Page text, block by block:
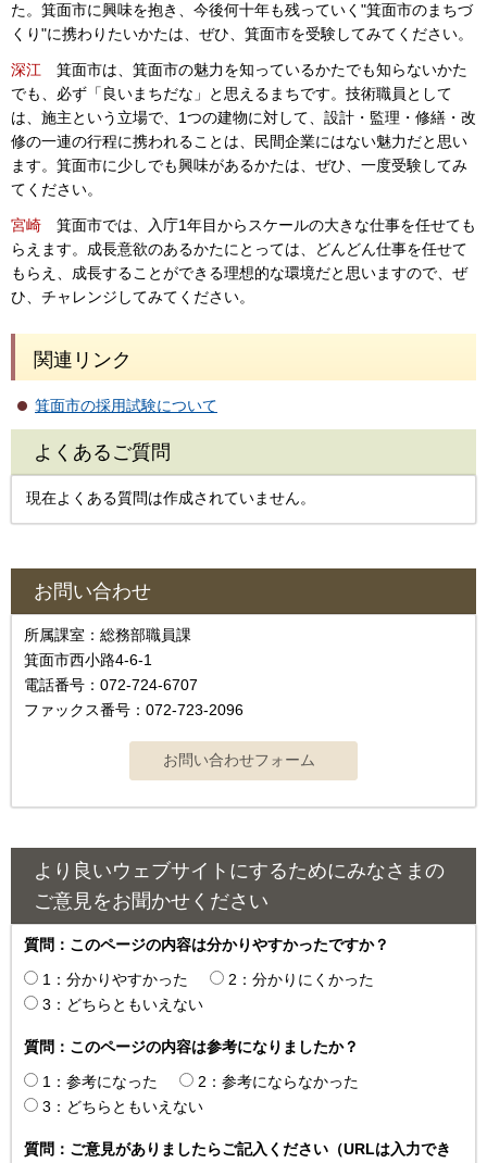
た。箕面市に興味を抱き、今後何十年も残っていく"箕面市のまちづ
くり"に携わりたいかたは、ぜひ、箕面市を受験してみてください。
深江 箕面市は、箕面市の魅力を知っているかたでも知らないかた
でも、必ず「良いまちだな」と思えるまちです。技術職員として
は、施主という立場で、1つの建物に対して、設計・監理・修繕・改
修の一連の行程に携われることは、民間企業にはない魅力だと思い
ます。箕面市に少しでも興味があるかたは、ぜひ、一度受験してみ
てください。
宮崎 箕面市では、入庁1年目からスケールの大きな仕事を任せても
らえます。成長意欲のあるかたにとっては、どんどん仕事を任せて
もらえ、成長することができる理想的な環境だと思いますので、ぜ
ひ、チャレンジしてみてください。
関連リンク
箕面市の採用試験について
よくあるご質問
現在よくある質問は作成されていません。
お問い合わせ
所属課室：総務部職員課
箕面市西小路4‐6‐1
電話番号：072-724-6707
ファックス番号：072-723-2096
より良いウェブサイトにするためにみなさまの
ご意見をお聞かせください
質問：このページの内容は分かりやすかったですか？
1：分かりやすかった
2：分かりにくかった
3：どちらともいえない
質問：このページの内容は参考になりましたか？
1：参考になった
2：参考にならなかった
3：どちらともいえない
質問：ご意見がありましたらご記入ください（URLは入力でき